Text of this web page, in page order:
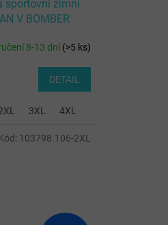
sportovní zimní
V BOMBER
8-13 dní(>5 ks)
DETAIL
3XL 4XL
103798.106-2XL